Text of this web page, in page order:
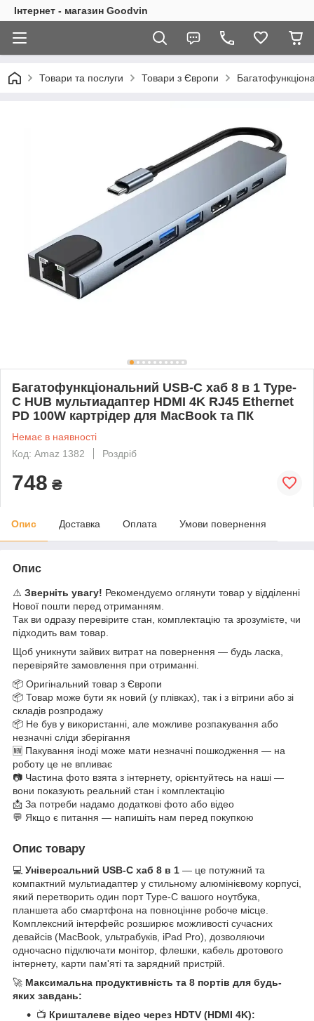
Інтернет - магазин Goodvin
Товари та послуги Товари з Європи
Багатофункціональний USB-C хаб 8 в 1 Type-
C HUB мультиадаптер HDMI 4K RJ45 Ethernet
PD 100W картрідер для MacBook та ПК
Немає в наявності
Код: Amaz 1382
Роздріб
748 ₴
Опис Доставка Оплата Умови повернення
Опис
⚠️ Зверніть увагу! Рекомендуємо оглянути товар у відділенні
Нової пошти перед отриманням.
Так ви одразу перевірите стан, комплектацію та зрозумієте, чи
підходить вам товар.
Щоб уникнути зайвих витрат на повернення — будь ласка,
перевіряйте замовлення при отриманні.
📦 Оригінальний товар з Європи
📦 Товар може бути як новий (у плівках), так і з вітрини або зі
складів розпродажу
📦 Не був у використанні, але можливе розпакування або
незначні сліди зберігання
🆕 Пакування іноді може мати незначні пошкодження — на
роботу це не впливає
📷 Частина фото взята з інтернету, орієнтуйтесь на наші —
вони показують реальний стан і комплектацію
📩 За потреби надамо додаткові фото або відео
💬 Якщо є питання — напишіть нам перед покупкою
Опис товару
💻 Універсальний USB-C хаб 8 в 1 — це потужний та
компактний мультиадаптер у стильному алюмінієвому корпусі,
який перетворить один порт Type-C вашого ноутбука,
планшета або смартфона на повноцінне робоче місце.
Комплексний інтерфейс розширює можливості сучасних
девайсів (MacBook, ультрабуків, iPad Pro), дозволяючи
одночасно підключати монітор, флешки, кабель дротового
інтернету, карти пам'яті та зарядний пристрій.
🚀 Максимальна продуктивність та 8 портів для будь-
яких завдань:
📺 Кришталеве відео через HDTV (HDMI 4K):